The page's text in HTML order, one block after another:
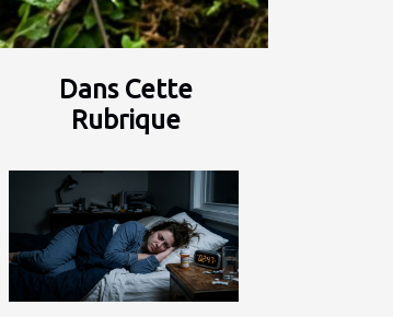
Dans Cette
Rubrique